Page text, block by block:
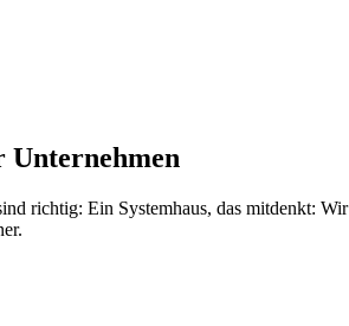
Unternehmen
richtig: Ein Systemhaus, das mitdenkt: